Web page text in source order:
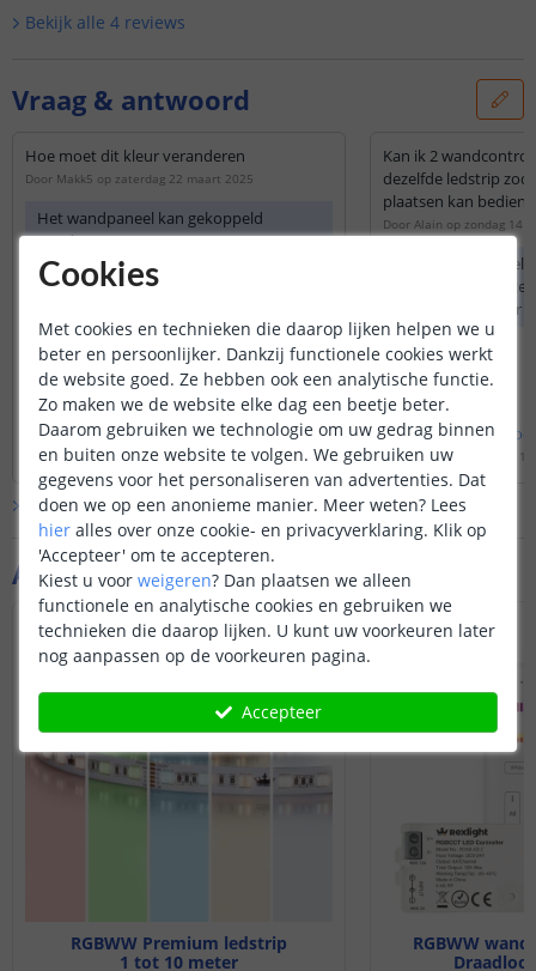
Aanvullende producten
RGBWW Premium ledstrip
1 tot 10 meter
NIEUW
RGBWW
Bekijk alle 4 reviews
Vraag & antwoord
Hoe moet dit kleur veranderen
Door Makk5 op zaterdag 22 maart 2025
Het wandpaneel kan gekoppeld
worden aan een ontvanger. Deze
plaatst u tussen de RGBWW strip en de
voeding. Hierdoor kan het wandpaneel
ontvanger die de strip vervolgens van
kleur laat veranderen.
Bekijkheleantwoord
Door Levi op zondag 23 maart 2025
Kan ik 2
dezelfde ledstrip
plaatsen kan
Door Alain op zondag 14
Dat is zeker
complete set
wandpaneel en er
bestellen. U kunt
bedieningen op
(ontvanger van
de
pelen.
Bekijkhele
Door Lizzy op maandag
Bekijk alle Vraag & antwoord
Cookies
Met cookies en technieken die daarop lijken helpen we u
beter en persoonlijker. Dankzij functionele cookies werkt
de website goed. Ze hebben ook een analytische functie.
Zo maken we de website elke dag een beetje beter.
Daarom gebruiken we technologie om uw gedrag binnen
en buiten onze website te volgen. We gebruiken uw
gegevens voor het personaliseren van advertenties. Dat
doen we op een anonieme manier. Meer weten? Lees
hier alles over onze cookie- en privacyverklaring. Klik op
'Accepteer' om te accepteren.
Kiest u voor weigeren? Dan plaatsen we alleen
functionele en analytische cookies en gebruiken we
technieken die daarop lijken. U kunt uw voorkeuren later
nog aanpassen op de voorkeuren pagina.
Accepteer